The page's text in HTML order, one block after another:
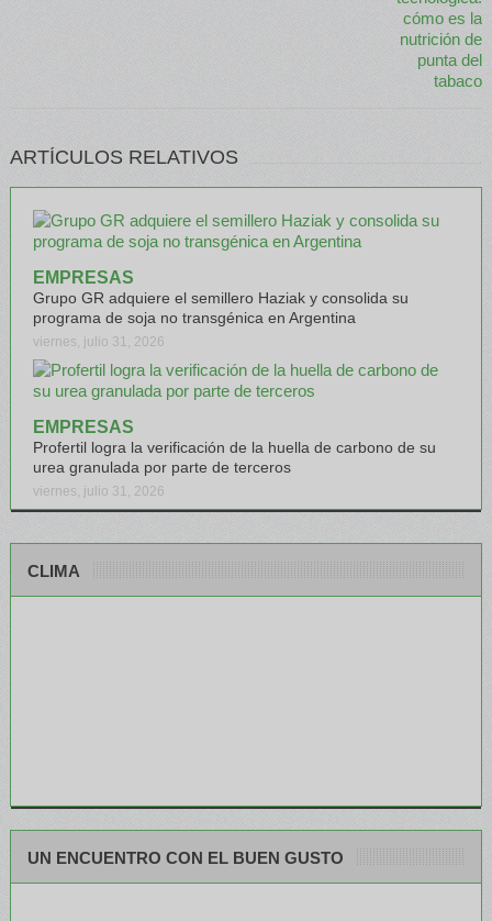
ARTÍCULOS RELATIVOS
EMPRESAS
Grupo GR adquiere el semillero Haziak y consolida su
programa de soja no transgénica en Argentina
viernes, julio 31, 2026
EMPRESAS
Profertil logra la verificación de la huella de carbono de su
urea granulada por parte de terceros
viernes, julio 31, 2026
CLIMA
UN ENCUENTRO CON EL BUEN GUSTO